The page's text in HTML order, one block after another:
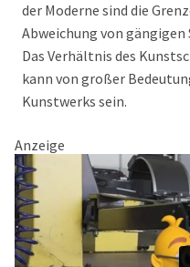
der Moderne sind die
Abweichung von
Das Verhältnis des
kann von großer
Kunstwerks sein.
Anzeige